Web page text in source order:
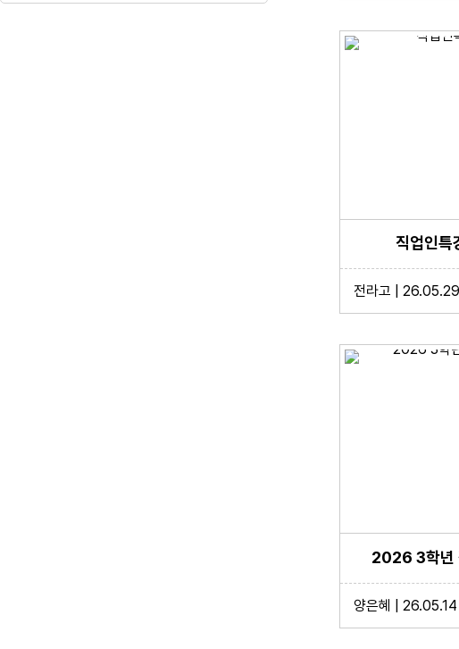
직업인
전라고 | 26.05.29
2026 3학년
양은혜 | 26.05.14